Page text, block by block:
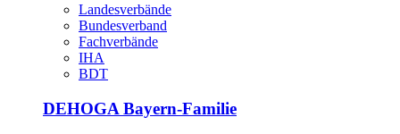
Landesverbände
Bundesverband
Fachverbände
IHA
BDT
DEHOGA Bayern-Familie